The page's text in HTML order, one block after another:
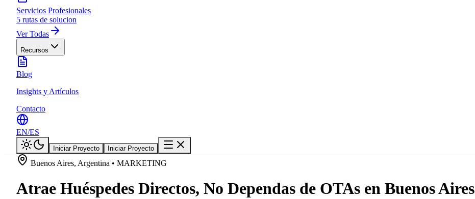
Servicios Profesionales
5 rutas de solucion
Ver Todas
Recursos
Blog
Insights y Artículos
Contacto
EN/ES
Iniciar Proyecto Iniciar Proyecto
Buenos Aires, Argentina • MARKETING
Atrae Huéspedes Directos, No Dependas de OTAs en Buenos Aires